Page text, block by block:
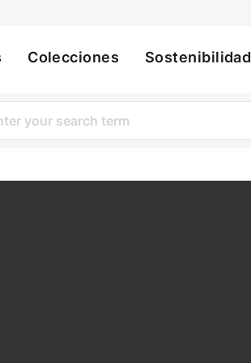
Colecciones Sostenibilidad